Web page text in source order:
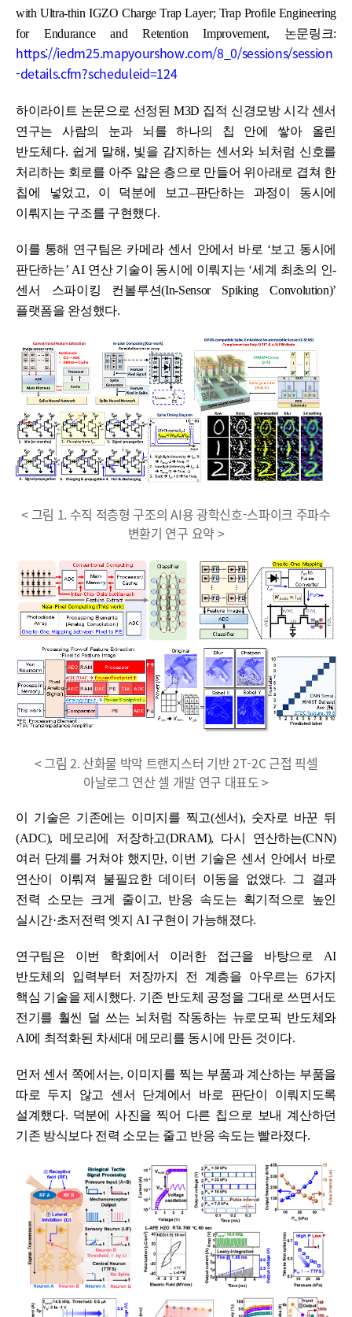
with Ultra-thin IGZO Charge Trap Layer; Trap Profile Engineering
for Endurance and Retention Improvement, 논문링크:
https://iedm25.mapyourshow.com/8_0/sessions/session
-details.cfm?scheduleid=124
하이라이트 논문으로 선정된 M3D 집적 신경모방 시각 센서
연구는 사람의 눈과 뇌를 하나의 칩 안에 쌓아 올린
반도체다. 쉽게 말해, 빛을 감지하는 센서와 뇌처럼 신호를
처리하는 회로를 아주 얇은 층으로 만들어 위아래로 겹쳐 한
칩에 넣었고, 이 덕분에 보고–판단하는 과정이 동시에
이뤄지는 구조를 구현했다.
이를 통해 연구팀은 카메라 센서 안에서 바로 ‘보고 동시에
판단하는’ AI 연산 기술이 동시에 이뤄지는 ‘세계 최초의 인-
센서 스파이킹 컨볼루션(In-Sensor Spiking Convolution)’
플랫폼을 완성했다.
< 그림 1. 수직 적층형 구조의 AI용 광학신호-스파이크 주파수
변환기 연구 요약 >
< 그림 2. 산화물 박막 트랜지스터 기반 2T-2C 근접 픽셀
아날로그 연산 셀 개발 연구 대표도 >
이 기술은 기존에는 이미지를 찍고(센서), 숫자로 바꾼 뒤
(ADC), 메모리에 저장하고(DRAM), 다시 연산하는(CNN)
여러 단계를 거쳐야 했지만, 이번 기술은 센서 안에서 바로
연산이 이뤄져 불필요한 데이터 이동을 없앴다. 그 결과
전력 소모는 크게 줄이고, 반응 속도는 획기적으로 높인
실시간·초저전력 엣지 AI 구현이 가능해졌다.
연구팀은 이번 학회에서 이러한 접근을 바탕으로 AI
반도체의 입력부터 저장까지 전 계층을 아우르는 6가지
핵심 기술을 제시했다. 기존 반도체 공정을 그대로 쓰면서도
전기를 훨씬 덜 쓰는 뇌처럼 작동하는 뉴로모픽 반도체와
AI에 최적화된 차세대 메모리를 동시에 만든 것이다.
먼저 센서 쪽에서는, 이미지를 찍는 부품과 계산하는 부품을
따로 두지 않고 센서 단계에서 바로 판단이 이뤄지도록
설계했다. 덕분에 사진을 찍어 다른 칩으로 보내 계산하던
기존 방식보다 전력 소모는 줄고 반응 속도는 빨라졌다.